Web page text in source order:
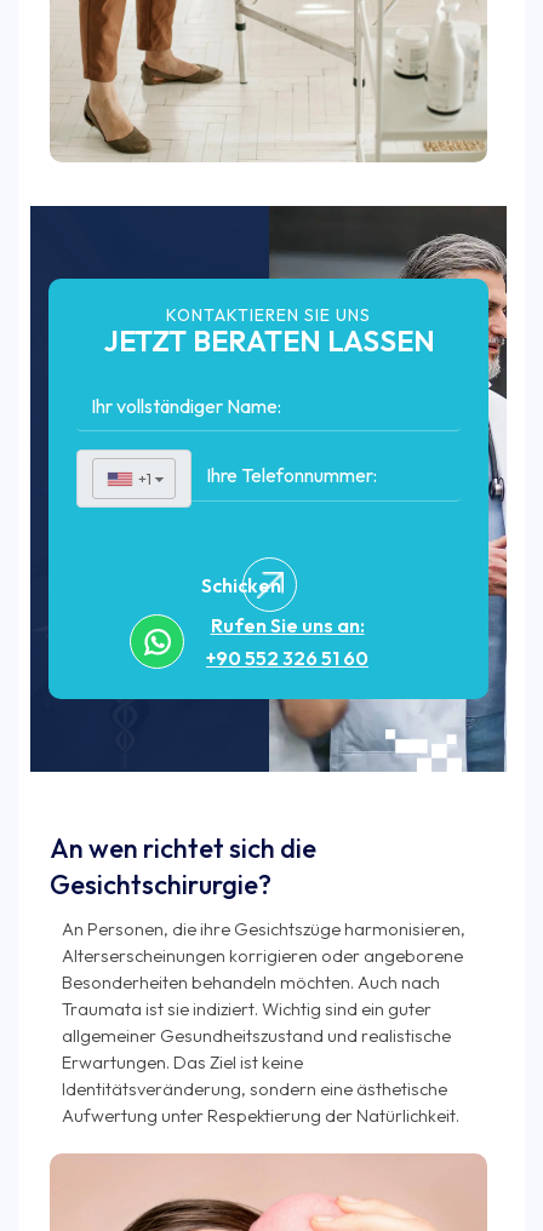
KONTAKTIEREN SIE UNS
JETZT BERATEN LASSEN
+1 ▼
Schicken
Rufen Sie uns an:
+90 552 326 51 60
An wen richtet sich die
Gesichtschirurgie?
An Personen, die ihre Gesichtszüge harmonisieren,
Alterserscheinungen korrigieren oder angeborene
Besonderheiten behandeln möchten. Auch nach
Traumata ist sie indiziert. Wichtig sind ein guter
allgemeiner Gesundheitszustand und realistische
Erwartungen. Das Ziel ist keine
Identitätsveränderung, sondern eine ästhetische
Aufwertung unter Respektierung der Natürlichkeit.